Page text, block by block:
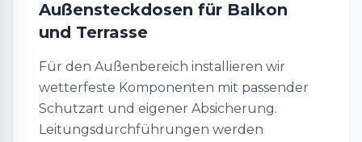
Außensteckdosen für Balkon
und Terrasse
Für den Außenbereich installieren wir
wetterfeste Komponenten mit passender
Schutzart und eigener Absicherung.
Leitungsdurchführungen werden